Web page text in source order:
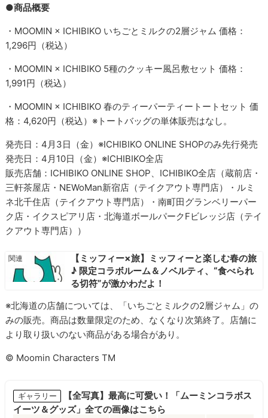
●商品概要
・MOOMIN × ICHIBIKO いちごとミルクの2層ジャム 価格：
1,296円（税込）
・MOOMIN × ICHIBIKO 5種のクッキー風呂敷セット 価格：
1,991円（税込）
・MOOMIN × ICHIBIKO 春のティーパーティートートセット 価
格：4,620円（税込）※トートバッグの単体販売はなし。
発売日：4月3日（金）※ICHIBIKO ONLINE SHOPのみ先行発売
発売日：4月10日（金）※ICHIBIKO全店
販売店舗：ICHIBIKO ONLINE SHOP、ICHIBIKO全店（蔵前店・
三軒茶屋店・NEWoMan新宿店（テイクアウト専門店）・ルミ
ネ北千住店（テイクアウト専門店）・南町田グランベリーパー
ク店・イクスピアリ店・北海道ボールパークFビレッジ店（テイ
クアウト専門店））
【ミッフィー×旅】ミッフィーと楽しむ春の旅
♪ 限定コラボルーム＆ノベルティ、“食べられ
る切符”が激かわだよ！
※北海道の店舗については、「いちごとミルクの2層ジャム」の
みの販売。商品は数量限定のため、なくなり次第終了。店舗に
より取り扱いのない商品がある場合があり。
© Moomin Characters TM
ギャラリー
【全写真】最高に可愛い！「ムーミンコラボス
イーツ＆グッズ」全ての画像はこちら